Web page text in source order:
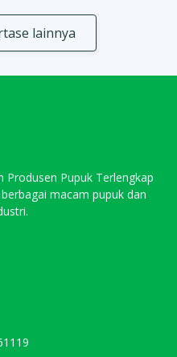
lainnya
Produsen Pupuk Terlengkap
macam pupuk dan